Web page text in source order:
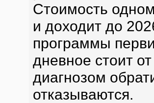
Стоимость
и доходит до
программы
дневное стоит
диагнозом
отказываются.